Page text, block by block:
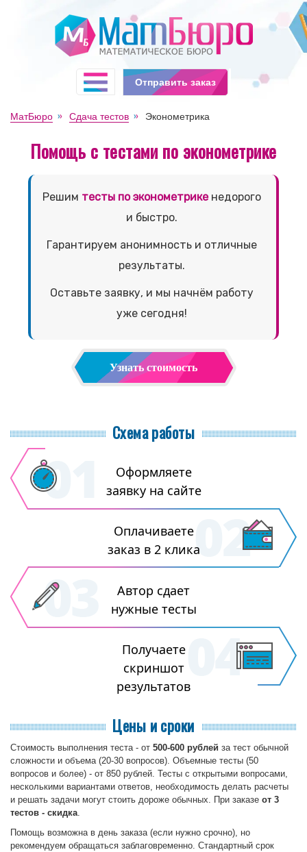
МатБюро Сдача тестов Эконометрика
Помощь с тестами по эконометрике
Решим тесты по эконометрикенедорого
и быстро.
Гарантируем анонимность и отличные
результаты.
Оставьте заявку, и мы начнём работу
уже сегодня!
Узнать стоимость
Схема работы
Оформляете
заявку на сайте
Оплачиваете
заказ в 2 клика
Автор сдает
нужные тесты
Получаете
скриншот
результатов
Цены и сроки
Стоимость выполнения теста - от 500-600 рублей за тест обычной
сложности и объема (20-30 вопросов). Объемные тесты (50
вопросов и более) - от 850 рублей. Тесты с открытыми вопросами,
несколькими вариантами ответов, необходимость делать расчеты
и решать задачи могут стоить дороже обычных. При заказе от 3
тестов - скидка
Помощь возможна в день заказа (если нужно срочно), но
рекомендуем обращаться заблаговременно. Стандартный срок
Отправить заказ